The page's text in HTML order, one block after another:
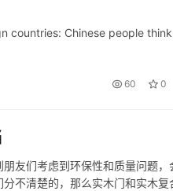
countries: Chinese people
60 0
友们考虑到环保性和质量问题，
不清楚的，那么实木门和实木复